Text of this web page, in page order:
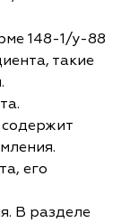
148-1/у-88
такие
его
В разделе